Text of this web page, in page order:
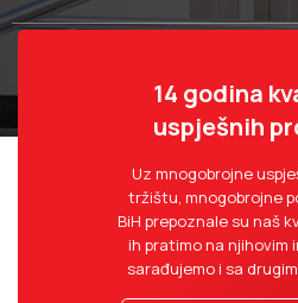
14 godina
uspješnih
Uz mnogobrojne
tržištu, mnogobrojne
BiH prepoznale su naš
ih pratimo na njihovim
sarađujemo i sa